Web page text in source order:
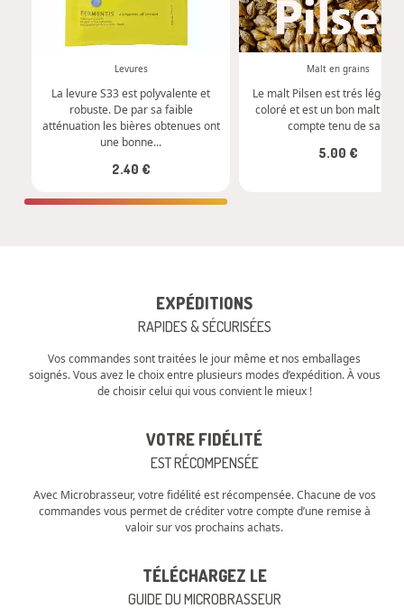
Commander
Levures
La levure S33 est polyvalente et
robuste. De par sa faible
atténuation les bières obtenues ont
une bonne...
2.40 €
Commander
Malt en grains
Le malt Pilsen est trés
coloré et est un bon malt de
compte tenu de sa...
5.00 €
EXPÉDITIONS
RAPIDES & SÉCURISÉES
Vos commandes sont traitées le jour même et nos emballages
soignés. Vous avez le choix entre plusieurs modes d’expédition. À vous
de choisir celui qui vous convient le mieux !
VOTRE FIDÉLITÉ
EST RÉCOMPENSÉE
Avec Microbrasseur, votre fidélité est récompensée. Chacune de vos
commandes vous permet de créditer votre compte d’une remise à
valoir sur vos prochains achats.
TÉLÉCHARGEZ LE
GUIDE DU MICROBRASSEUR